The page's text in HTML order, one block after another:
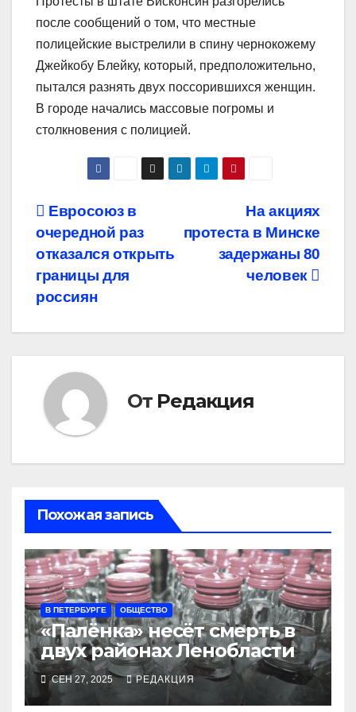
после сообщений о том, что местные
полицейские выстрелили в спину чернокожему
Джейкобу Блейку, который, предположительно,
пытался разнять двух поссорившихся женщин.
В городе начались массовые погромы и
столкновения с полицией.
Навигация
по
записям
На акциях
протеста в Минске
задержаны 80
человек
Евросоюз в
очередной раз
отказался открыть
границы для
россиян
От Редакция
Похожая запись
В ПЕТЕРБУРГЕ ОБЩЕСТВО
«Палёнка» несёт смерть в
двух районах Ленобласти
СЕН 27, 2025 РЕДАКЦИЯ